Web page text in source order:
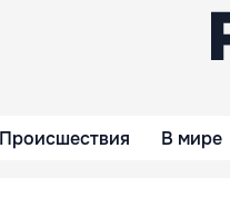
Происшествия В мире